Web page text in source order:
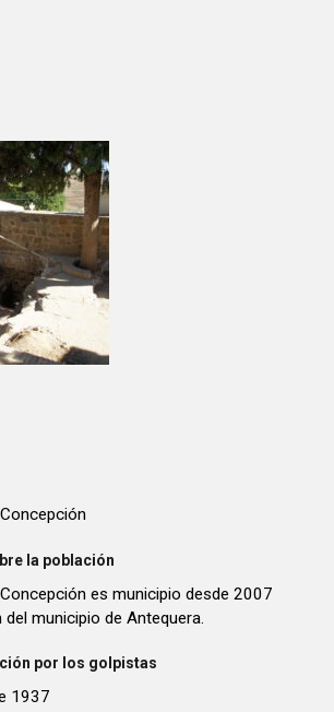
la población
es municipio desde 2007
municipio de Antequera.
por los golpistas
1937